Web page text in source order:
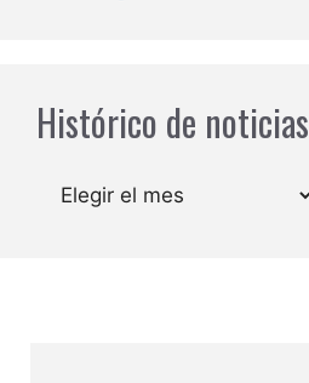
Histórico de noticias
Archivos